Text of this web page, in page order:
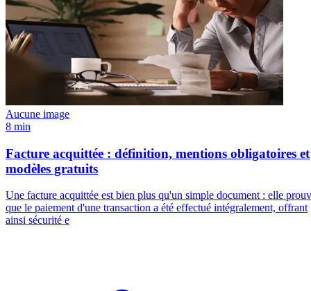
Aucune image
8 min
Facture acquittée : définition, mentions obligatoires et
modèles gratuits
Une facture acquittée est bien plus qu'un simple document : elle
que le paiement d'une transaction a été effectué intégralement, offrant
ainsi sécurité e